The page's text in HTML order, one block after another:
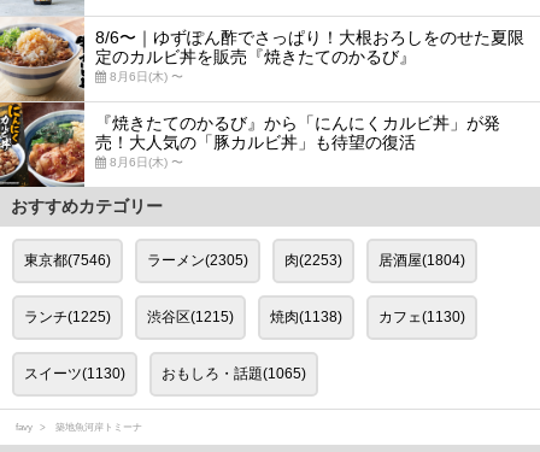
8/6〜｜ゆずぽん酢でさっぱり！大根おろしをのせた夏限
定のカルビ丼を販売『焼きたてのかるび』
8月6日(木) 〜
『焼きたてのかるび』から「にんにくカルビ丼」が発
売！大人気の「豚カルビ丼」も待望の復活
8月6日(木) 〜
おすすめカテゴリー
東京都(7546) ラーメン(2305) 肉(2253) 居酒屋(1804)
ランチ(1225) 渋谷区(1215) 焼肉(1138) カフェ(1130)
スイーツ(1130) おもしろ・話題(1065)
favy 築地魚河岸トミーナ